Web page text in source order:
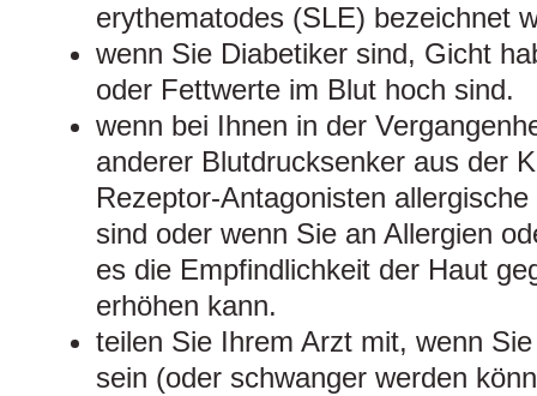
erythematodes (SLE) bezeichnet
wenn Sie Diabetiker sind, Gicht
oder Fettwerte im Blut hoch sind.
wenn bei Ihnen in der
anderer Blutdrucksenker aus der
Rezeptor-Antagonisten
sind oder wenn Sie an Allergien
es die Empfindlichkeit der Haut
erhöhen kann.
teilen Sie Ihrem Arzt mit, wenn
sein (oder schwanger werden